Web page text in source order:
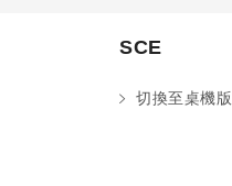
SCE
切換至桌機版